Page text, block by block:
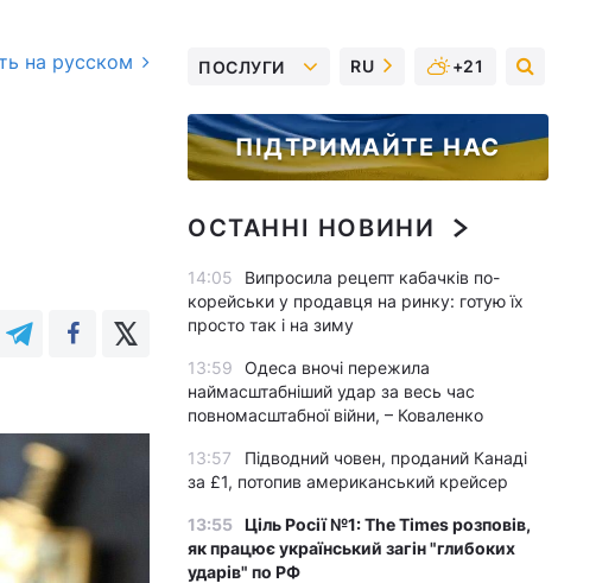
на русском ПОСЛУГИ RU +21
ПІДТРИМАЙТЕ НАС
ОСТАННІ НОВИНИ
14:05
Випросила рецепт кабачків по-
корейськи у продавця на ринку: готую їх
просто так і на зиму
13:59
Одеса вночі пережила
наймасштабніший удар за весь час
повномасштабної війни, – Коваленко
13:57
Підводний човен, проданий Канаді
за £1, потопив американський крейсер
13:55 Ціль Росії №1: The Times розповів,
як працює український загін "глибоких
ударів" по РФ